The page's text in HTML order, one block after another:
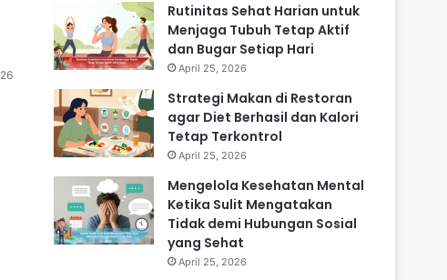
26
Rutinitas Sehat Harian untuk
Menjaga Tubuh Tetap Aktif
dan Bugar Setiap Hari
April 25, 2026
Strategi Makan di Restoran
agar Diet Berhasil dan Kalori
Tetap Terkontrol
April 25, 2026
Mengelola Kesehatan Mental
Ketika Sulit Mengatakan
Tidak demi Hubungan Sosial
yang Sehat
April 25, 2026